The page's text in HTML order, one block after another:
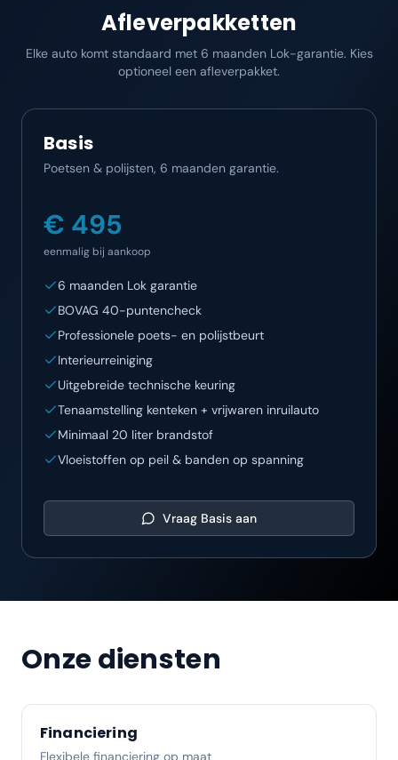
Afleverpakketten
Elke auto komt standaard met 6 maanden Lok-garantie. Kies
optioneel een afleverpakket.
Basis
Poetsen & polijsten, 6 maanden garantie.
€ 495
eenmalig bij aankoop
6 maanden Lok garantie
BOVAG 40-puntencheck
Professionele poets- en polijstbeurt
Interieurreiniging
Uitgebreide technische keuring
Tenaamstelling kenteken + vrijwaren inruilauto
Minimaal 20 liter brandstof
Vloeistoffen op peil & banden op spanning
Vraag Basis aan
Onze diensten
Financiering
Flexibele financiering op maat